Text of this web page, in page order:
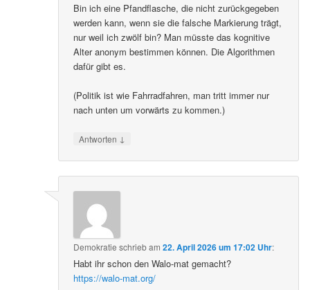
Bin ich eine Pfandflasche, die nicht zurückgegeben
werden kann, wenn sie die falsche Markierung trägt,
nur weil ich zwölf bin? Man müsste das kognitive
Alter anonym bestimmen können. Die Algorithmen
dafür gibt es.
(Politik ist wie Fahrradfahren, man tritt immer nur
nach unten um vorwärts zu kommen.)
Antworten ↓
Demokratie schriebam22. April 2026 um 17:02 Uhr:
Habt ihr schon den Walo-mat gemacht?
https://walo-mat.org/